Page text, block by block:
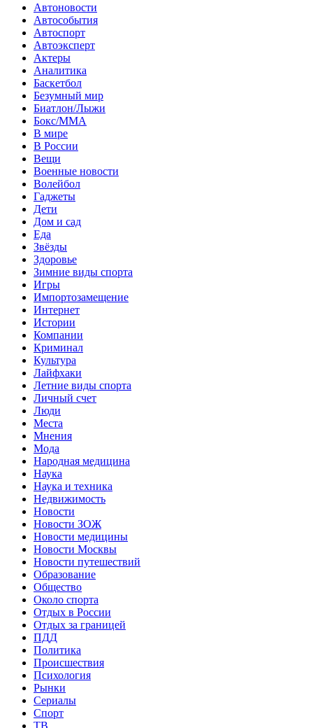
Автоновости
Автособытия
Автоспорт
Автоэксперт
Актеры
Аналитика
Баскетбол
Безумный мир
Биатлон/Лыжи
Бокс/MMA
В мире
В России
Вещи
Военные новости
Волейбол
Гаджеты
Дети
Дом и сад
Еда
Звёзды
Здоровье
Зимние виды спорта
Игры
Импортозамещение
Интернет
Истории
Компании
Криминал
Культура
Лайфхаки
Летние виды спорта
Личный счет
Люди
Места
Мнения
Мода
Народная медицина
Наука
Наука и техника
Недвижимость
Новости
Новости ЗОЖ
Новости медицины
Новости Москвы
Новости путешествий
Образование
Общество
Около спорта
Отдых в России
Отдых за границей
ПДД
Политика
Происшествия
Психология
Рынки
Сериалы
Спорт
ТВ